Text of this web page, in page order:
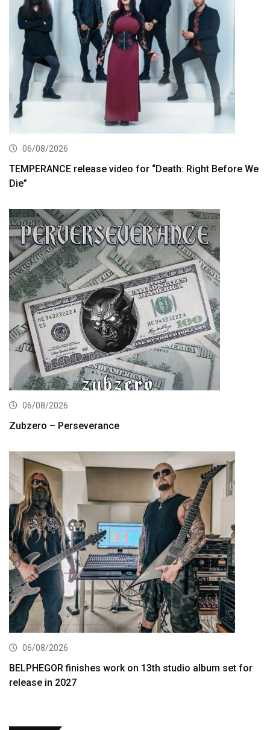
06/08/2026
TEMPERANCE release video for “Death: Right Before We
Die”
06/08/2026
Zubzero – Perseverance
06/08/2026
BELPHEGOR finishes work on 13th studio album set for
release in 2027